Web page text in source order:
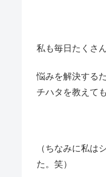
私も毎日たくさ
悩みを解決する
チハタを教えて
（ちなみに私は
た。笑）